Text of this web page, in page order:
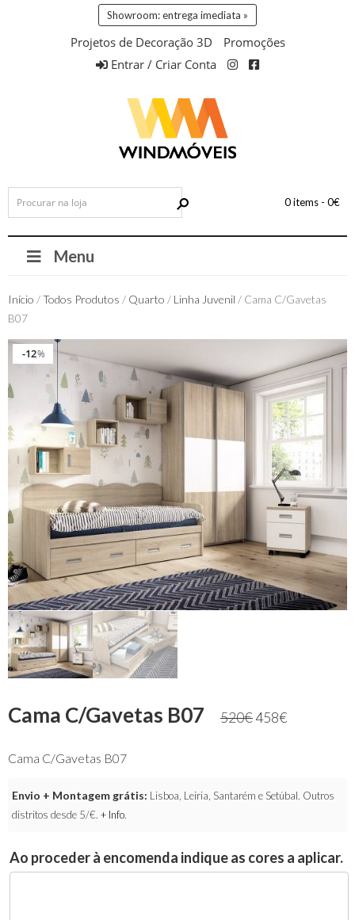
Showroom: entrega imediata »
Projetos de Decoração 3D
Promoções
Entrar / Criar Conta
0 items - 0€
Menu
Início /Todos Produtos / Quarto / Linha Juvenil / Cama C/Gavetas
B07
%
12%
12
Cama C/Gavetas B07 520€458€
Cama C/Gavetas B07
Envio + Montagem grátis: Lisboa, Leiria, Santarém e Setúbal. Outros
distritos desde 5/€. + Info.
Ao proceder à encomenda indique as cores a aplicar.